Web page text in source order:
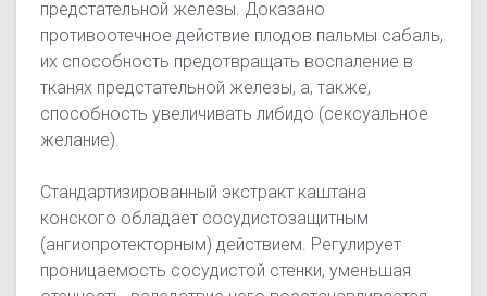
предстательной железы. Доказано
противоотечное действие плодов пальмы сабаль,
их способность предотвращать воспаление в
тканях предстательной железы, а, также,
способность увеличивать либидо (сексуальное
желание).
Стандартизированный экстракт каштана
конского обладает сосудистозащитным
(ангиопротекторным) действием. Регулирует
проницаемость сосудистой стенки, уменьшая